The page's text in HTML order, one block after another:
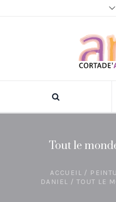
Tout le
ACCUEIL /
DANIEL / TOUT LE